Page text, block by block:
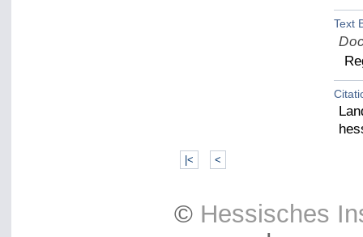
Text
|< <
© Hessisches